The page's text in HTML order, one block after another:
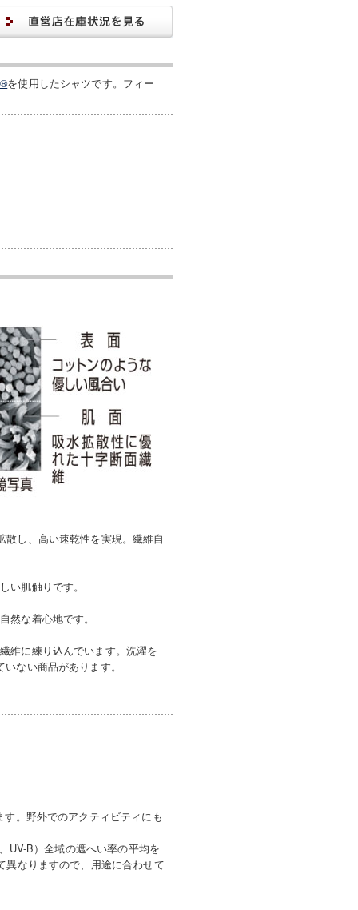
を使用したシャツです。フィー
し、高い速乾性を実現。繊維自
い肌触りです。
然な着心地です。
維に練り込んでいます。洗濯を
ない商品があります。
。野外でのアクティビティにも
UV-B）全域の遮へい率の平均を
なりますので、用途に合わせて